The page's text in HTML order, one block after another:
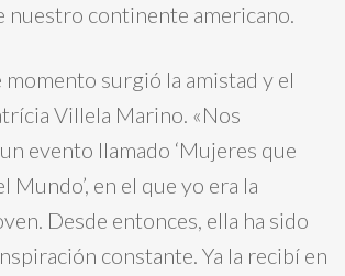
nuestro continente americano.
surgió la amistad y el
Villela Marino. «Nos
evento llamado ‘Mujeres que
Mundo’, en el que yo era la
Desde entonces, ella ha sido
constante. Ya la recibí en